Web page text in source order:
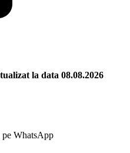
la data 08.08.2026
pe WhatsApp